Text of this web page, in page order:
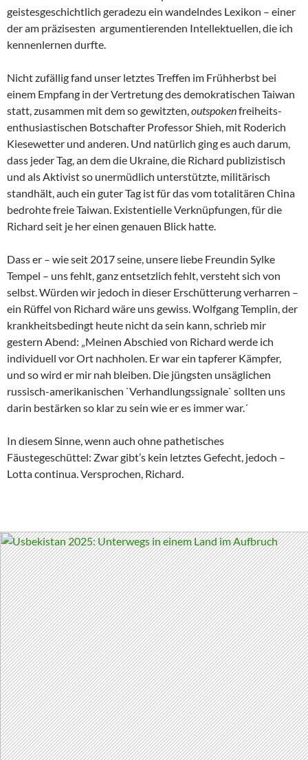
geistesgeschichtlich geradezu ein wandelndes Lexikon – einer
der am präzisesten argumentierenden Intellektuellen, die ich
kennenlernen durfte.
Nicht zufällig fand unser letztes Treffen im Frühherbst bei
einem Empfang in der Vertretung des demokratischen Taiwan
statt, zusammen mit dem so gewitzten,outspokenfreiheits-
enthusiastischen Botschafter Professor Shieh, mit Roderich
Kiesewetter und anderen. Und natürlich ging es auch darum,
dass jeder Tag, an dem die Ukraine, die Richard publizistisch
und als Aktivist so unermüdlich unterstützte, militärisch
standhält, auch ein guter Tag ist für das vom totalitären China
bedrohte freie Taiwan. Existentielle Verknüpfungen, für die
Richard seit je her einen genauen Blick hatte.
Dass er – wie seit 2017 seine, unsere liebe Freundin Sylke
Tempel – uns fehlt, ganz entsetzlich fehlt, versteht sich von
selbst. Würden wir jedoch in dieser Erschütterung verharren –
ein Rüffel von Richard wäre uns gewiss. Wolfgang Templin, der
krankheitsbedingt heute nicht da sein kann, schrieb mir
gestern Abend: „Meinen Abschied von Richard werde ich
individuell vor Ort nachholen. Er war ein tapferer Kämpfer,
und so wird er mir nah bleiben. Die jüngsten unsäglichen
russisch-amerikanischen `Verhandlungssignale` sollten uns
darin bestärken so klar zu sein wie er es immer war.´
In diesem Sinne, wenn auch ohne pathetisches
Fäustegeschüttel: Zwar gibt’s kein letztes Gefecht, jedoch –
Lotta continua. Versprochen, Richard.